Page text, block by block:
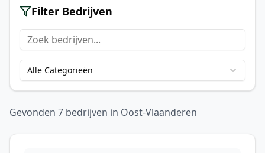
Filter Bedrijven
Alle Categorieën
Gevonden 7 bedrijven in Oost-Vlaanderen